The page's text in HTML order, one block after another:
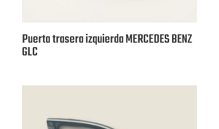
Puerta trasera izquierda MERCEDES BENZ
GLC